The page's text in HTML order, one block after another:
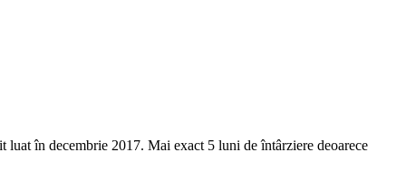
în decembrie 2017. Mai exact 5 luni de întârziere deoarece